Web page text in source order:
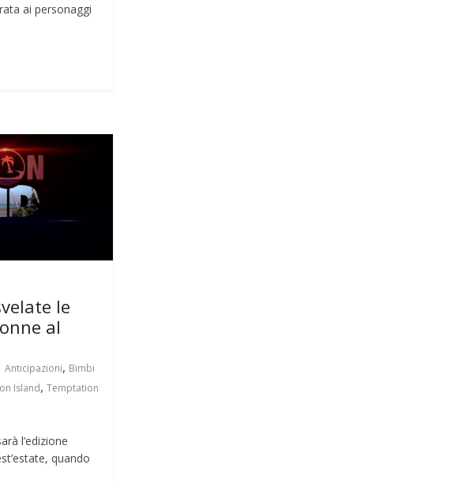
ai personaggi
le
al
Anticipazioni, Bimbi
Island,Temptation
l’edizione
quando